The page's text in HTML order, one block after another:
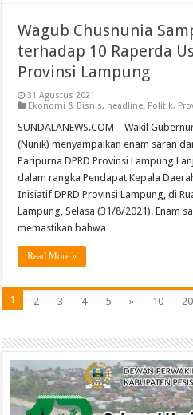
Wagub Chusnunia
terhadap 10 Raperda
Provinsi Lampung
31 Agustus 2021
Ekonomi & Bisnis, headline, Politik,
SUNDALANEWS.COM – Wakil
(Nunik) menyampaikan enam saran
Paripurna DPRD Provinsi Lampung
dalam rangka Pendapat Kepala
Inisiatif DPRD Provinsi Lampung, di
Lampung, Selasa (31/8/2021). Enam
memastikan bahwa …
Read More »
1 2 3 4 5 » 10 20